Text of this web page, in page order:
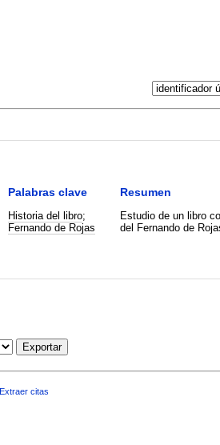
Palabras clave Resumen
Historia del libro;
Fernando de Rojas
Estudio de un libro
del Fernando de
Exportar
Extraer citas